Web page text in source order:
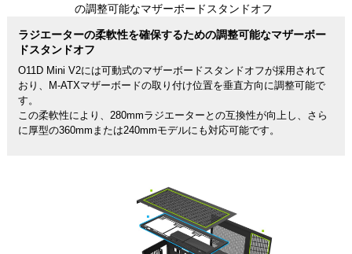
ラジエーターの柔軟性を確保するための調整可能なマザーボー
ドスタンドオフ
O11D Mini V2には可動式のマザーボードスタンドオフが採用されて
おり、M-ATXマザーボードの取り付け位置を垂直方向に調整可能で
す。
この柔軟性により、280mmラジエーターとの互換性が向上し、さら
に厚型の360mmまたは240mmモデルにも対応可能です。